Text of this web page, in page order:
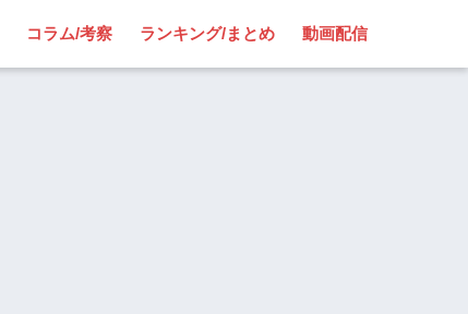
コラム/考察 ランキング/まとめ 動画配信